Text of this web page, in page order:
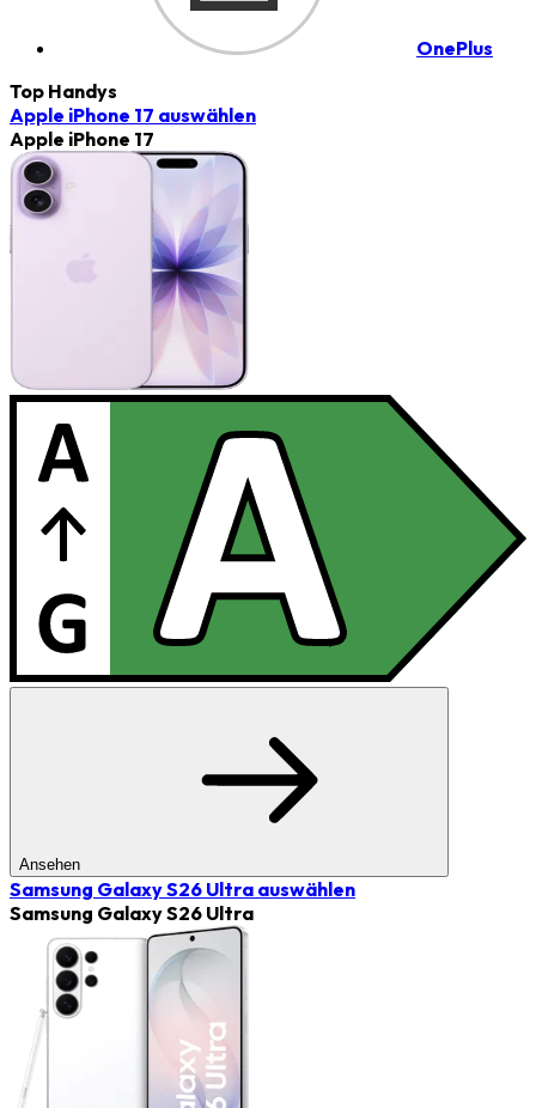
OnePlus
Top Handys
Apple iPhone 17 auswählen
Apple iPhone 17
Ansehen
Samsung Galaxy S26 Ultra auswählen
Samsung Galaxy S26 Ultra